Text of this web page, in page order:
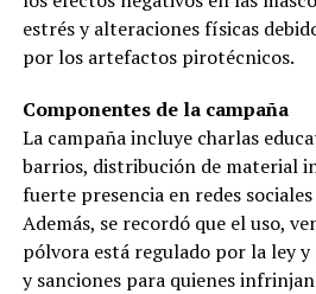
estrés y alteraciones físicas
por los artefactos pirotécnicos.
Componentes de la campaña
La campaña incluye charlas
barrios, distribución de material
fuerte presencia en redes
Además, se recordó que el uso,
pólvora está regulado por la ley
y sanciones para quienes